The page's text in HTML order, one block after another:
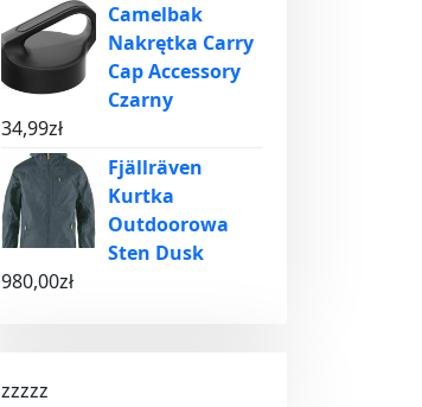
Camelbak
Nakrętka Carry
Cap Accessory
Czarny
34,99zł
Fjällräven
Kurtka
Outdoorowa
Sten Dusk
980,00zł
zzzzz